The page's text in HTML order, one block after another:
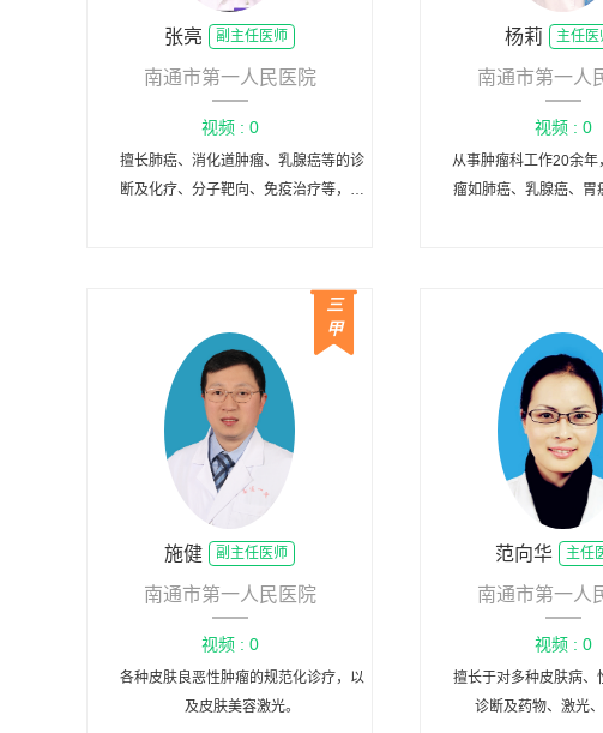
张亮 副主任医师
南通市第一人民医院
视频 : 0
擅长肺癌、消化道肿瘤、乳腺癌等的诊
断及化疗、分子靶向、免疫治疗等，主
杨莉 主任医
南通市第一人
视频 : 0
从事肿瘤科工作20余年
瘤如肺癌、乳腺癌、胃
施健 副主任医师
南通市第一人民医院
视频 : 0
各种皮肤良恶性肿瘤的规范化诊疗，以
及皮肤美容激光。
三
甲
范向华 主任
南通市第一人
视频 : 0
擅长于对多种皮肤病、
诊断及药物、激光